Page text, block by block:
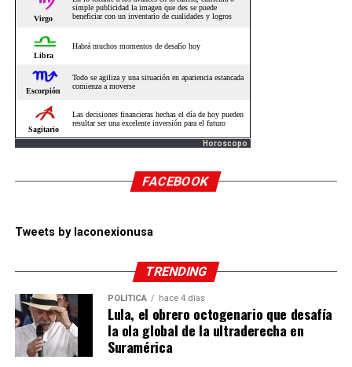
Horoscopo
FACEBOOK
Tweets by laconexionusa
TRENDING
POLÍTICA hace 4 días
Lula, el obrero octogenario que desafía
la ola global de la ultraderecha en
Suramérica